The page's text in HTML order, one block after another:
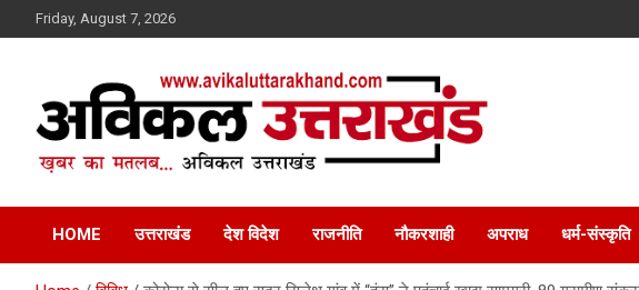
to
Friday, August 7, 2026
Avikal Uttarakhand
HOME उत्तराखंड देश विदेश राजनीति नौकरशाही अपराध धर्म-संस्कृति